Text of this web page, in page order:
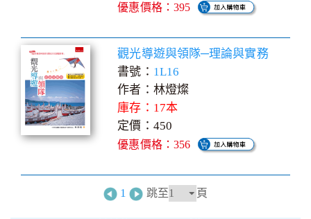
優惠價格：395
觀光導遊與領隊─理論與實務
書號： 1L16
作者：林燈燦
庫存：17本
定價：450
優惠價格：356
1 跳至 頁